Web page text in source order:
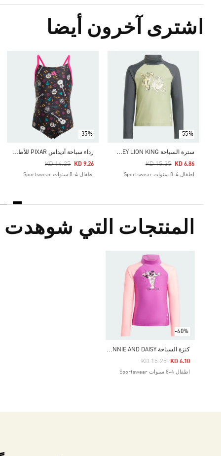
اشترى آخرون أيضا
-55%
س
ترة السباحة ADIDAS X DISNEY LION KING
Price Reduced From
KD 15.25
To KD 6.86
اطفال 4-8 سنوات Sportswear
-35%
ر
داء سباحة أديداس PIXAR للأطفال
Price Reduced From
KD 14.25
To KD 9.26
اطفال 4-8 سنوات Sportswear
المنتجات التي شوهدت
-60%
ك
نزة السباحة ADIDAS X DISNEY MINNIE AND DAISY
Price Reduced From
KD 15.25
To KD 6.10
اطفال 4-8 سنوات Sportswear